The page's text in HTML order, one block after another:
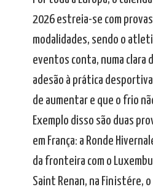
2026 estreia-se com
modalidades, sendo o
eventos conta, numa clara
adesão à prática
de aumentar e que o frio
Exemplo disso são duas
em França: a Ronde
da fronteira com o
Saint Renan, na Finistére,